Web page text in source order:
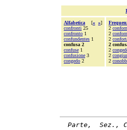
Alfabetica [« »]
confronti 25
confronto 1
confundentes 1
confusa 2
confuse 1
confusione 3
congedo 2
2
2
2
2
2
2
2
Parte,  Sez.,